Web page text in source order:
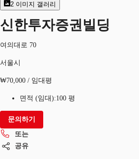
2 이미지 갤러리
신한투자증권빌딩
여의대로 70
서울시
₩70,000 / 임대평
면적 (임대):100 평
문의하기
또는
공유